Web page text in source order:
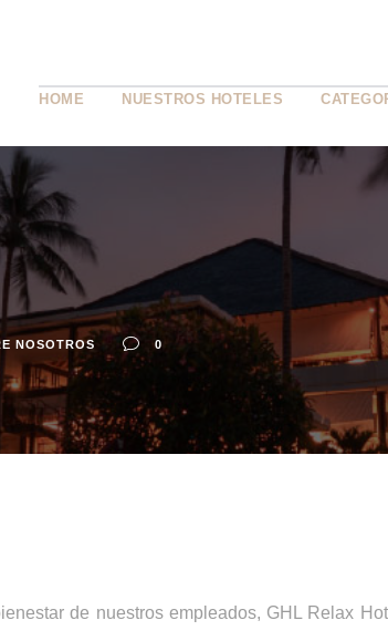
HOME NUESTROS HOTELES
NOSOTROS 0
de nuestros empleados, GHL Relax